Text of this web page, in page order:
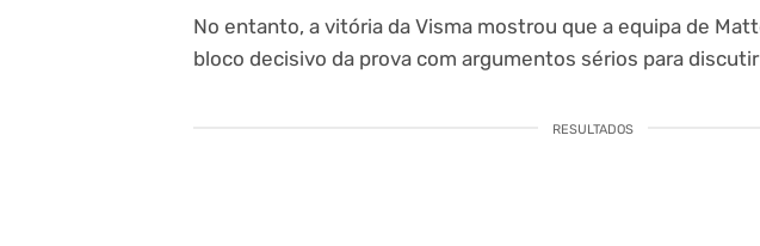
No entanto, a vitória da Visma mostrou que a equipa de
bloco decisivo da prova com argumentos sérios para
RESULTADOS